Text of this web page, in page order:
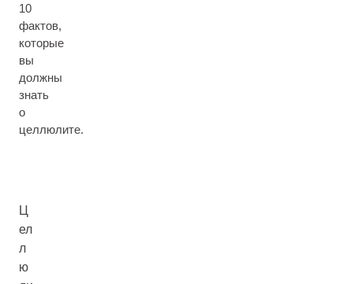
10
фактов,
которые
вы
должны
знать
о
целлюлите.
Ц
ел
л
ю